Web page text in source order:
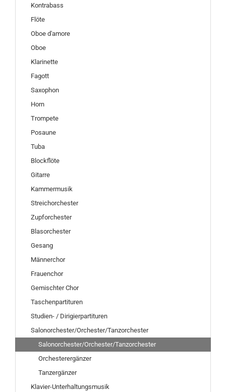
Kontrabass
Flöte
Oboe d'amore
Oboe
Klarinette
Fagott
Saxophon
Horn
Trompete
Posaune
Tuba
Blockflöte
Gitarre
Kammermusik
Streichorchester
Zupforchester
Blasorchester
Gesang
Männerchor
Frauenchor
Gemischter Chor
Taschenpartituren
Studien- / Dirigierpartituren
Salonorchester/Orchester/Tanzorchester
Salonorchester/Orchester/Tanzorchester
Orchesterergänzer
Tanzergänzer
Klavier-Unterhaltungsmusik